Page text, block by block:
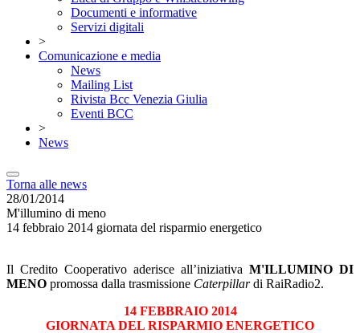
Documenti e informative
Servizi digitali
>
Comunicazione e media
News
Mailing List
Rivista Bcc Venezia Giulia
Eventi BCC
>
News
Torna alle news
28/01/2014
M'illumino di meno
14 febbraio 2014 giornata del risparmio energetico
Il Credito Cooperativo aderisce all’iniziativa M'ILLUMINO DI
MENO promossa dalla trasmissione Caterpillardi RaiRadio2.
14 FEBBRAIO 2014
GIORNATA DEL RISPARMIO ENERGETICO